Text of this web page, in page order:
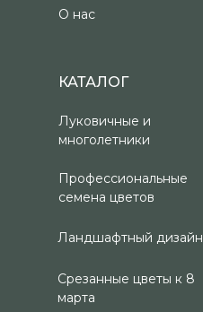
О нас
Срезанные цветы к 8
марта
Ландшафтный дизайн
Профессиональные
семена цветов
Луковичные и
многолетники
КАТАЛОГ